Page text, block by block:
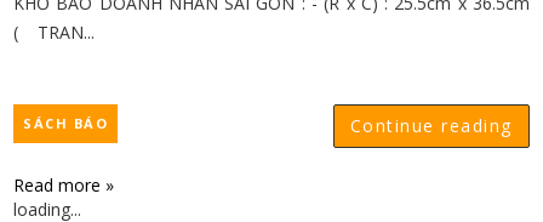
( TRAN...
Continue reading
SÁCH BÁO
Read more »
loading...